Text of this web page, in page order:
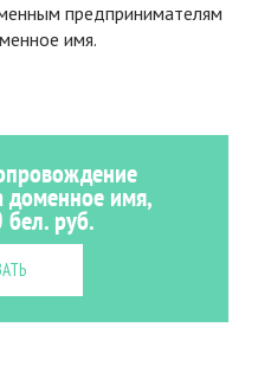
предпринимателям
имя.
доменное имя,
бел. руб.